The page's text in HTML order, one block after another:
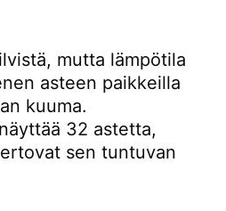
mutta lämpötila
asteen paikkeilla
kuuma.
32 astetta,
sen tuntuvan